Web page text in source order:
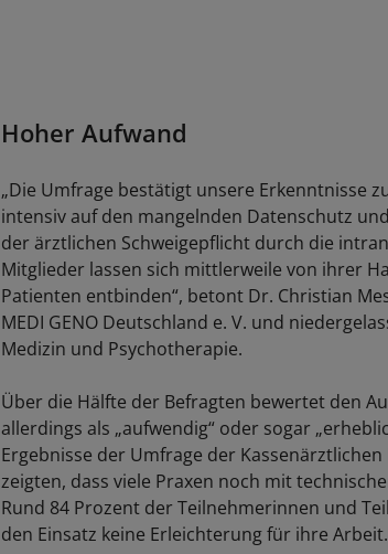
Hoher Aufwand
„Die Umfrage bestätigt unsere Erkenntnisse
intensiv auf den mangelnden Datenschutz
der ärztlichen Schweigepflicht durch die
Mitglieder lassen sich mittlerweile von ihrer
Patienten entbinden“, betont Dr. Christian
MEDI GENO Deutschland e. V. und
Medizin und Psychotherapie.
Über die Hälfte der Befragten bewertet den
allerdings als „aufwendig“ oder sogar
Ergebnisse der Umfrage der
zeigten, dass viele Praxen noch mit
Rund 84 Prozent der Teilnehmerinnen und
den Einsatz keine Erleichterung für ihre Arbeit.